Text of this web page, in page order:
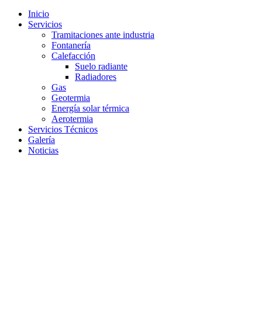
Inicio
Servicios
Tramitaciones ante industria
Fontanería
Calefacción
Suelo radiante
Radiadores
Gas
Geotermia
Energía solar térmica
Aerotermia
Servicios Técnicos
Galería
Noticias